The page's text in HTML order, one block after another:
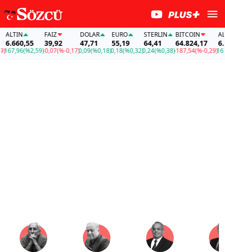
(%2,59)
FAİZ
39,92
-0,07(%-0,17)
DOLAR
47,71
0,09(%0,18)
EURO
55,19
0,18(%0,32)
STERLIN
64,41
0,24(%0,38)
BITCOIN
64.824,17
-187,54(%-0,29)
ALTIN
167,96